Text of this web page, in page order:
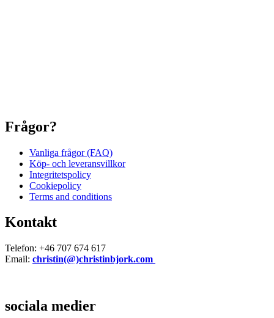
Frågor?
Vanliga frågor (FAQ)
Köp- och leveransvillkor
Integritetspolicy
Cookiepolicy
Terms and conditions
Kontakt
Telefon: +46 707 674 617
Email: christin(@)christinbjork.com
sociala medier